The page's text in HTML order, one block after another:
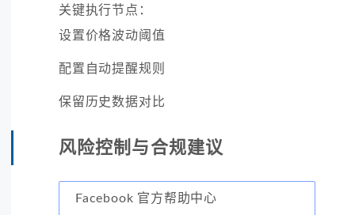
关键执行节点：
设置价格波动阈值
配置自动提醒规则
保留历史数据对比
风险控制与合规建议
Facebook 官方帮助中心